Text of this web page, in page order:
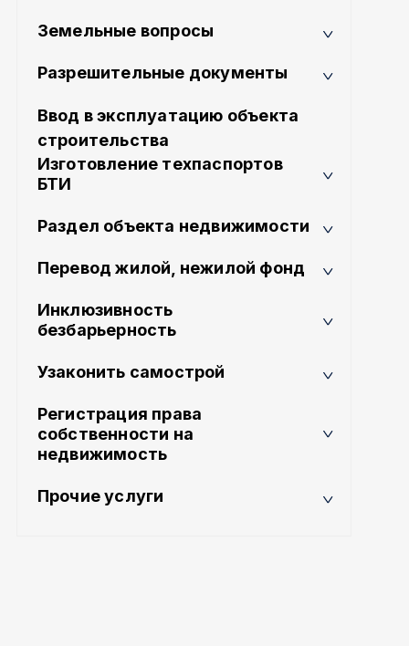
Земельные вопросы
Разрешительные документы
Ввод в эксплуатацию объекта
строительства
Изготовление техпаспортов
БТИ
Раздел объекта недвижимости
Перевод жилой, нежилой фонд
Инклюзивность
безбарьерность
Узаконить самострой
Регистрация права
собственности на
недвижимость
Прочие услуги